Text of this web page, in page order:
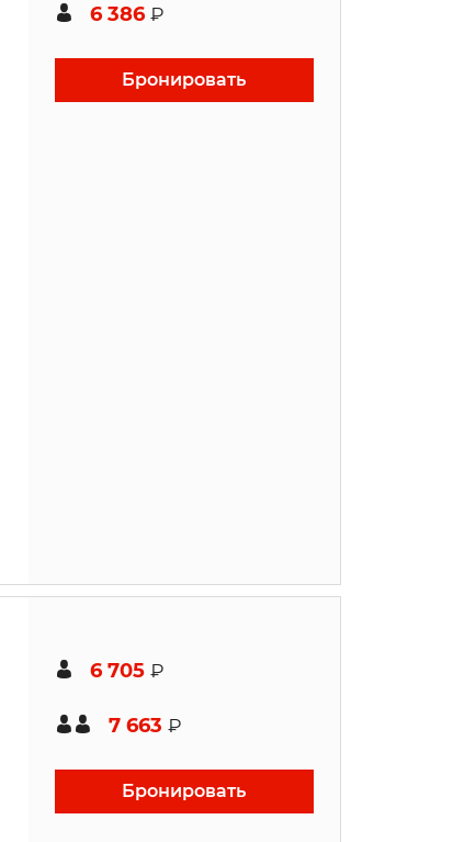
6 386 ₽
Бронировать
6 705 ₽
7 663 ₽
Бронировать